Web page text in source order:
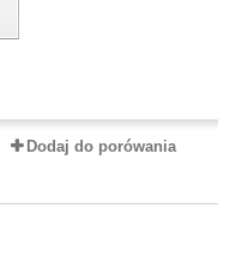
Dodaj do porówania